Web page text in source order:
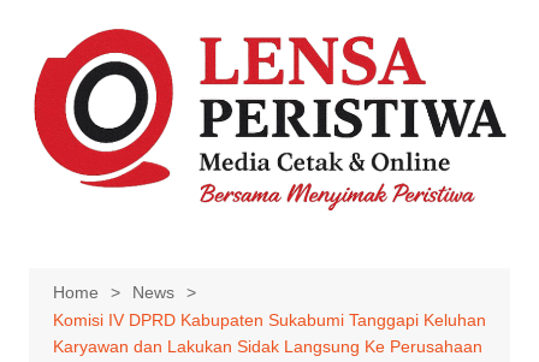
content
Home
News
Komisi IV DPRD Kabupaten Sukabumi Tanggapi Keluhan
Karyawan dan Lakukan Sidak Langsung Ke Perusahaan